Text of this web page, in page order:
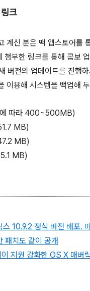
크
계신 분은 맥 앱스토어를
첨부한 링크를 통해 콤보
버전의 업데이트를 진행하
이용해 시스템을 백업해
따라 400~500MB)
MB)
MB)
MB)
10.9.2 정식 버전 배포.
치도 같이 공개
지원 강화한 OS X 매버